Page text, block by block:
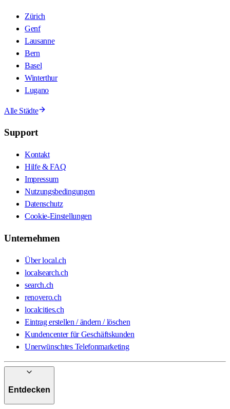
Zürich
Genf
Lausanne
Bern
Basel
Winterthur
Lugano
Alle Städte
Support
Kontakt
Hilfe & FAQ
Impressum
Nutzungsbedingungen
Datenschutz
Cookie-Einstellungen
Unternehmen
Über local.ch
localsearch.ch
search.ch
renovero.ch
localcities.ch
Eintrag erstellen / ändern / löschen
Kundencenter für Geschäftskunden
Unerwünschtes Telefonmarketing
Entdecken